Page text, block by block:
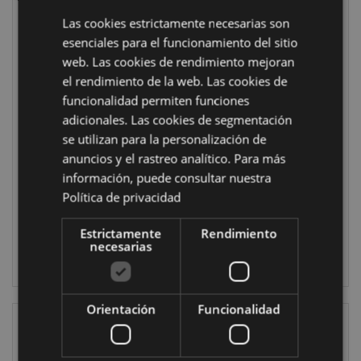
EN STOCK
Pinzas para
Depilar Mumin
Moomin
TWEE48
4488 en
stock
INICIAR
EN STOCK
Muñeco Solar
Soldado Imperial
Stormtrooper Paz
FF140
INICIAR
Las cookies estrictamente necesarias son
esenciales para el funcionamiento del sitio
web. Las cookies de rendimiento mejoran
el rendimiento de la web. Las cookies de
funcionalidad permiten funciones
adicionales. Las cookies de segmentación
se utilizan para la personalización de
anuncios y el rastreo analítico. Para más
información, puede consultar nuestra
Política de privacidad
Estrictamente
necesarias
Rendimiento
Orientación Funcionalidad